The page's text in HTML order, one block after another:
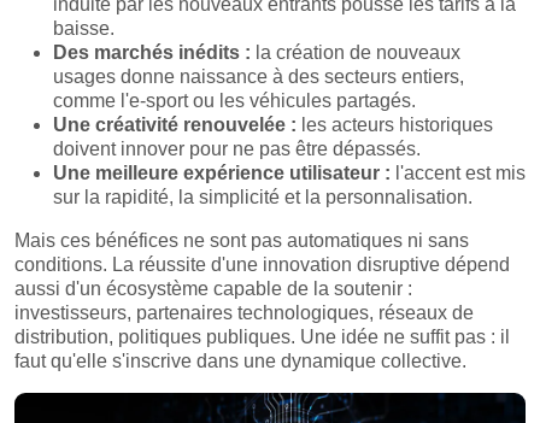
baisse.
Des marchés inédits : la création de nouveaux
usages donne naissance à des secteurs entiers,
comme l'e-sport ou les véhicules partagés.
Une créativité renouvelée : les acteurs historiques
doivent innover pour ne pas être dépassés.
Une meilleure expérience utilisateur : l'accent est mis
sur la rapidité, la simplicité et la personnalisation.
Mais ces bénéfices ne sont pas automatiques ni sans
conditions. La réussite d'une innovation disruptive dépend
aussi d'un écosystème capable de la soutenir :
investisseurs, partenaires technologiques, réseaux de
distribution, politiques publiques. Une idée ne suffit pas : il
faut qu'elle s'inscrive dans une dynamique collective.